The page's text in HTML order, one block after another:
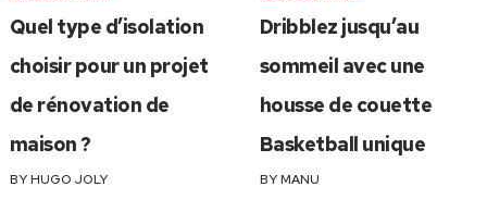
Quel type d’isolation
choisir pour un projet
de rénovation de
maison ?
BYHUGO JOLY
Dribblez jusqu’au
sommeil avec une
housse de couette
Basketball unique
BYMANU